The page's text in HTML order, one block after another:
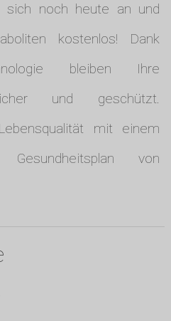
sich noch heute an und
kostenlos! Dank
bleiben Ihre
und geschützt.
mit einem
Gesundheitsplan von